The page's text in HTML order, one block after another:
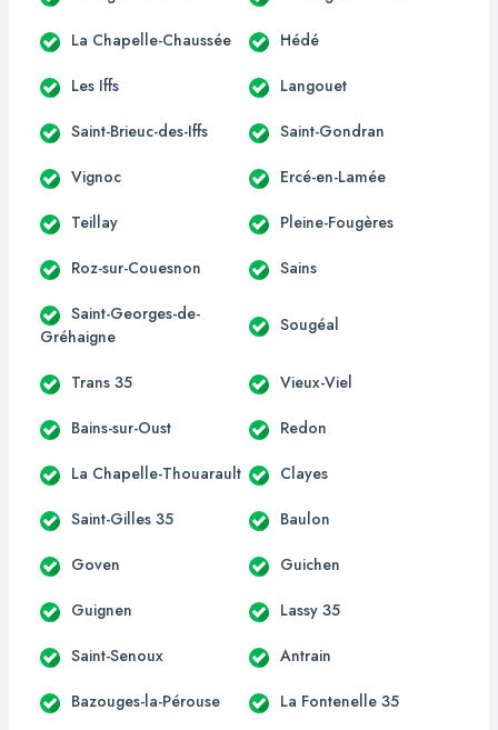
La Chapelle-Chaussée Hédé
Les Iffs Langouet
Saint-Brieuc-des-Iffs Saint-Gondran
Vignoc Ercé-en-Lamée
Teillay Pleine-Fougères
Roz-sur-Couesnon Sains
Saint-Georges-de-
Gréhaigne
Sougéal
Trans 35 Vieux-Viel
Bains-sur-Oust Redon
La Chapelle-Thouarault Clayes
Saint-Gilles 35 Baulon
Goven Guichen
Guignen Lassy 35
Saint-Senoux Antrain
Bazouges-la-Pérouse La Fontenelle 35